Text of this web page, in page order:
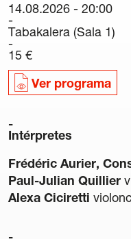
La
14.08.2026 - 20:00
Tabakalera (Sala 1)
15 €
Ver programa
Intérpretes
Frédéric Aurier,
Paul-Julian Quillier
Alexa Ciciretti